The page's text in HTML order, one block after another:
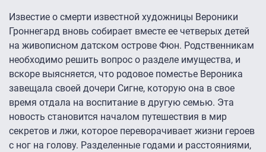
Известие о смерти известной художницы Вероники
Гроннегард вновь собирает вместе ее четверых детей
на живописном датском острове Фюн. Родственникам
необходимо решить вопрос о разделе имущества, и
вскоре выясняется, что родовое поместье Вероника
завещала своей дочери Сигне, которую она в свое
время отдала на воспитание в другую семью. Эта
новость становится началом путешествия в мир
секретов и лжи, которое переворачивает жизни героев
с ног на голову. Разделенные годами и расстояниями,